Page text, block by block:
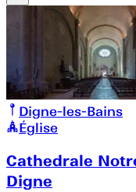
Digne-les-Bains
Église
Cathedrale
Digne